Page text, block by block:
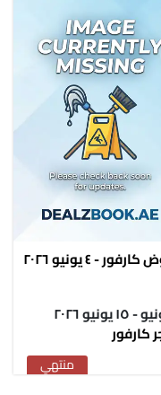
- ٤ يونيو ٢٠٢٦
كارفور
منتهي